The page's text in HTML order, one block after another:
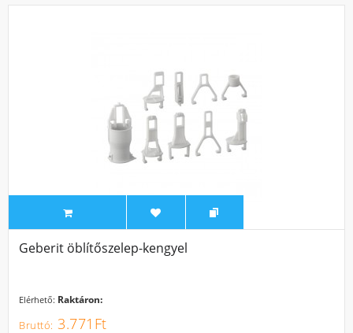
Geberit öblítőszelep-kengyel
Elérhető: Raktáron:
3.771Ft